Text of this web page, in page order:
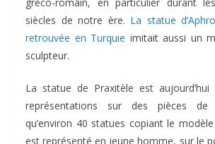
gréco-romain, en particulier durant
siècles de notre ère. La statue
retrouvée en Turquie imitait aussi un
sculpteur.
La statue de Praxitèle est
représentations sur des pièces de
qu’environ 40 statues copiant le
est représenté en jeune homme, sur le